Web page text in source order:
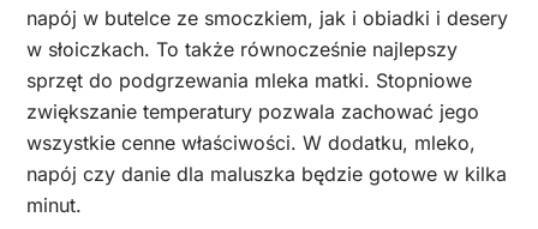
napój w butelce ze smoczkiem, jak i obiadki i desery
w słoiczkach. To także równocześnie najlepszy
sprzęt do podgrzewania mleka matki. Stopniowe
zwiększanie temperatury pozwala zachować jego
wszystkie cenne właściwości. W dodatku, mleko,
napój czy danie dla maluszka będzie gotowe w kilka
minut.